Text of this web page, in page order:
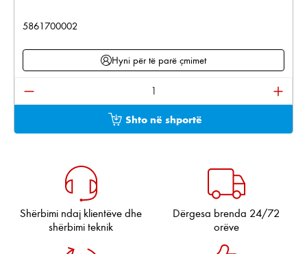
5861700002
Hyni për të parë çmimet
Sasia e produktit: Shkruani sasinë e dëshiruar
Shto në shportë
Shërbimi ndaj klientëve dhe
shërbimi teknik
Dërgesa brenda 24/72
orëve